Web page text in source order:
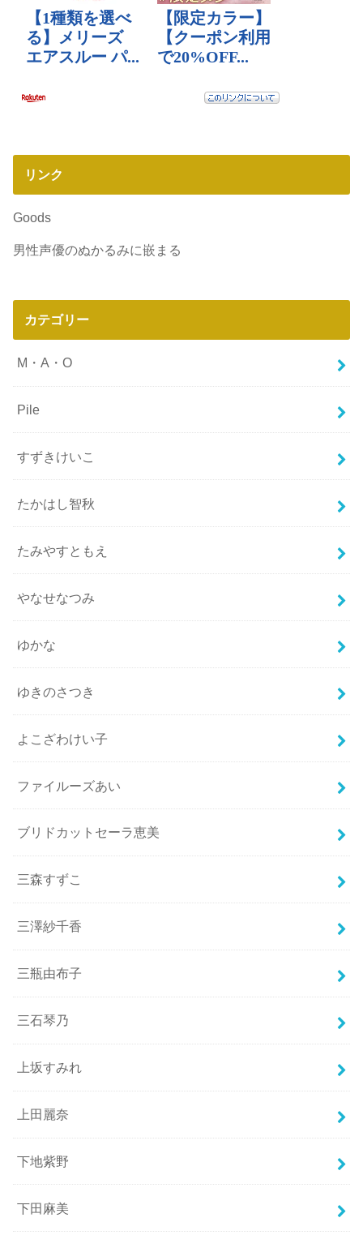
リンク
Goods
男性声優のぬかるみに嵌まる
カテゴリー
M・A・O
Pile
すずきけいこ
たかはし智秋
たみやすともえ
やなせなつみ
ゆかな
ゆきのさつき
よこざわけい子
ファイルーズあい
ブリドカットセーラ恵美
三森すずこ
三澤紗千香
三瓶由布子
三石琴乃
上坂すみれ
上田麗奈
下地紫野
下田麻美